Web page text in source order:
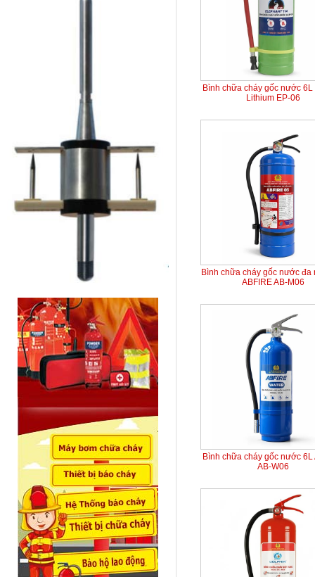
Bình chữa cháy gốc nước 6L
Lithium EP-06
Bình chữa cháy gốc nước đa
ABFIRE AB-M06
Bình chữa cháy gốc nước 6L
AB-W06